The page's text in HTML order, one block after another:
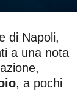
di Napoli,
a una nota
, a pochi